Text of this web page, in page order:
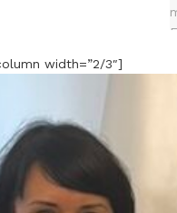
width=”2/3″]